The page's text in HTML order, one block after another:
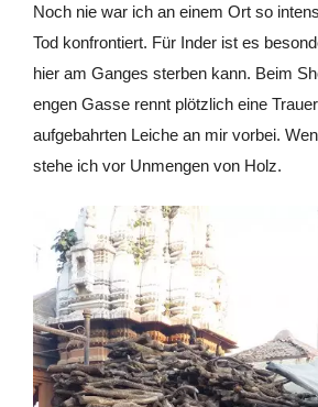
Noch nie war ich an einem Ort so
Tod konfrontiert. Für Inder ist es
hier am Ganges sterben kann. Beim
engen Gasse rennt plötzlich eine
aufgebahrten Leiche an mir vorbei.
stehe ich vor Unmengen von Holz.